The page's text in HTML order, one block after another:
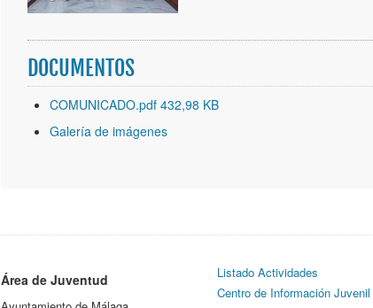
DOCUMENTOS
COMUNICADO.pdf 432,98 KB
Galería de imágenes
Área de Juventud
Listado Actividades
Centro de Información Juvenil